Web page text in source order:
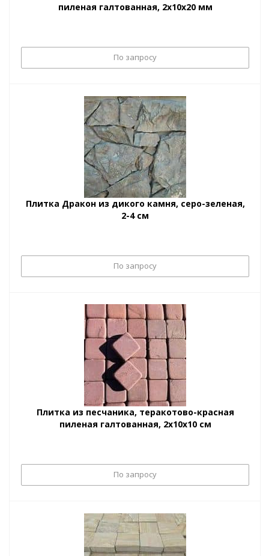
пиленая галтованная, 2х10х20 мм
По запросу
Плитка Дракон из дикого камня, серо-зеленая,
2-4 см
По запросу
Плитка из песчаника, теракотово-красная
пиленая галтованная, 2х10х10 см
По запросу